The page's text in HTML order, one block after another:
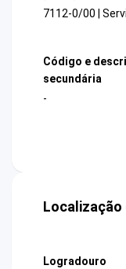
7112-0/00 |
Código e
secundária
-
Logradouro